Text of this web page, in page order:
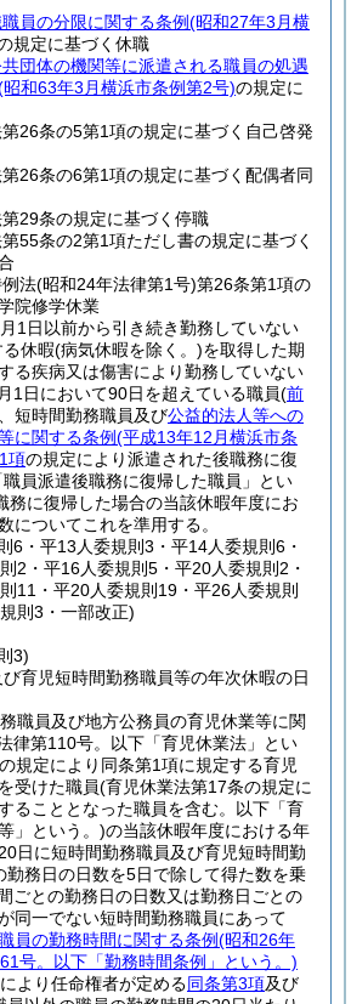
員の分限に関する条例(昭和27年3月横
規定に基づく休職
団体の機関等に派遣される職員の処遇
昭和63年3月横浜市条例第2号)の規定に
26条の5第1項の規定に基づく自己啓発
26条の6第1項の規定に基づく配偶者同
29条の規定に基づく停職
55条の2第1項ただし書の規定に基づく
法(昭和24年法律第1号)第26条第1項の
院修学休業
1日以前から引き続き勤務していない
休暇(病気休暇を除く。)を取得した期
る疾病又は傷害により勤務していない
1日において90日を超えている職員(前
短時間勤務職員及び公益的法人等への
に関する条例(平成13年12月横浜市条
項の規定により派遣された後職務に復
員派遣後職務に復帰した職員」とい
務に復帰した場合の当該休暇年度にお
についてこれを準用する。
6・平13人委規則3・平14人委規則6・
2・平16人委規則5・平20人委規則2・
11・平20人委規則19・平26人委規則
則3・一部改正)
3)
育児短時間勤務職員等の年次休暇の日
職員及び地方公務員の育児休業等に関
律第110号。以下「育児休業法」とい
規定により同条第1項に規定する育児
受けた職員(育児休業法第17条の規定に
ることとなった職員を含む。以下「育
」という。)の当該休暇年度における年
日に短時間勤務職員及び育児短時間勤
勤務日の日数を5日で除して得た数を乗
ごとの勤務日の日数又は勤務日ごとの
同一でない短時間勤務職員にあって
員の勤務時間に関する条例(昭和26年
号。以下「勤務時間条例」という。)
より任命権者が定める同条第3項及び